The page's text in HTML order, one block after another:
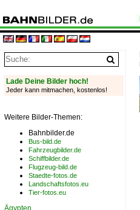
Lade Deine Bilder hoch!
Jeder kann mitmachen, kostenlos!
Weitere Bilder-Themen:
Bahnbilder.de
Bus-bild.de
Fahrzeugbilder.de
Schiffbilder.de
Flugzeug-bild.de
Staedte-fotos.de
Landschaftsfotos.eu
Tier-fotos.eu
Ägypten